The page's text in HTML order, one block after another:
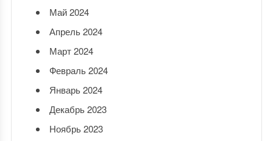
Май 2024
Апрель 2024
Март 2024
Февраль 2024
Январь 2024
Декабрь 2023
Ноябрь 2023